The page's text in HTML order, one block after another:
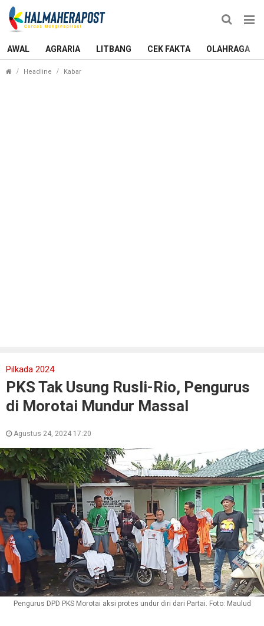
AWAL AGRARIA LITBANG CEK FAKTA OLAHRAGA
Headline Kabar
Pilkada 2024
PKS Tak Usung Rusli-Rio, Pengurus
di Morotai Mundur Massal
Agustus 24, 2024 17:20
Pengurus DPD PKS Morotai aksi protes undur diri dari Partai. Foto: Maulud